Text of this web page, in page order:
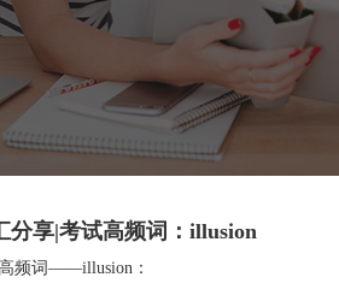
分享|考试高频词：illusion
频词——illusion：